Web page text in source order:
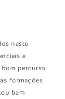
neste
e
percurso
formações
bem